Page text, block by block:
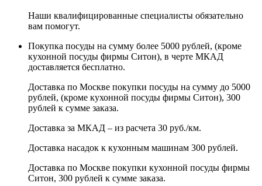
Наши квалифицированные специалисты обязательно
вам помогут.
Покупка посуды на сумму более 5000 рублей, (кроме
кухонной посуды фирмы Ситон), в черте МКАД
доставляется бесплатно.
Доставка по Москве покупки посуды на сумму до 5000
рублей, (кроме кухонной посуды фирмы Ситон), 300
рублей к сумме заказа.
Доставка за МКАД – из расчета 30 руб./км.
Доставка насадок к кухонным машинам 300 рублей.
Доставка по Москве покупки кухонной посуды фирмы
Ситон, 300 рублей к сумме заказа.